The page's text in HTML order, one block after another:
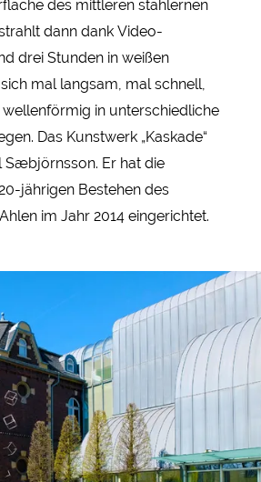
des mittleren stählernen
dann dank Video-
drei Stunden in weißen
mal langsam, mal schnell,
in unterschiedliche
Das Kunstwerk „Kaskade“
Sæbjörnsson. Er hat die
jährigen Bestehen des
im Jahr 2014 eingerichtet.